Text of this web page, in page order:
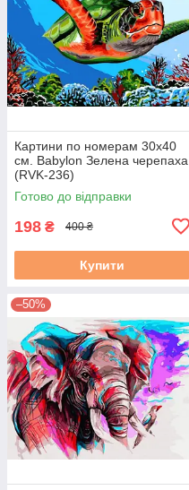
Картини по номерам 30х40
см. Babylon Зелена черепаха
(RVK-236)
Готово до відправки
198 ₴ 400 ₴
Купити
–50%